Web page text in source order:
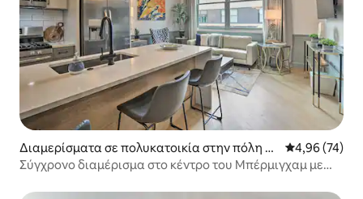
Διαμερίσματα σε πολυκατοικία στην πόλη Μ
πέρμιγχαμ
Μέση
4,96 (74)
Σύγχρονο διαμέρισμα στο κέντρο του Μπέρμιγχαμ με